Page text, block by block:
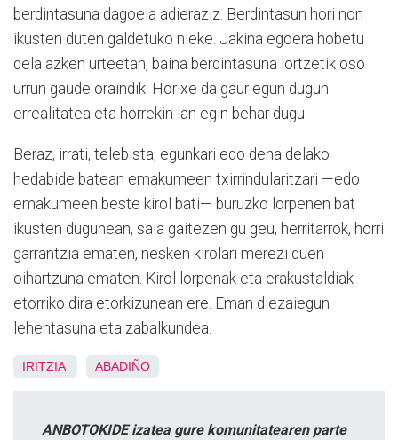
berdintasuna dagoela adieraziz. Berdintasun hori non
ikusten duten galdetuko nieke. Jakina egoera hobetu
dela azken urteetan, baina berdintasuna lortzetik oso
urrun gaude oraindik. Horixe da gaur egun dugun
errealitatea eta horrekin lan egin behar dugu.
Beraz, irrati, telebista, egunkari edo dena delako
hedabide batean emakumeen txirrindularitzari —edo
emakumeen beste kirol bati— buruzko lorpenen bat
ikusten dugunean, saia gaitezen gu geu, herritarrok, horri
garrantzia ematen, nesken kirolari merezi duen
oihartzuna ematen. Kirol lorpenak eta erakustaldiak
etorriko dira etorkizunean ere. Eman diezaiegun
lehentasuna eta zabalkundea.
IRITZIA ABADIÑO
ANBOTOKIDE izatea gure komunitatearen parte